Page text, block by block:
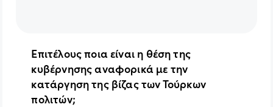
Επιτέλους ποια είναι η θέση της
κυβέρνησης αναφορικά με την
κατάργηση της βίζας των Τούρκων
πολιτών;